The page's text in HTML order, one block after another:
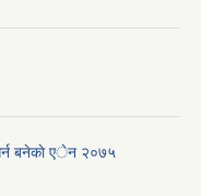
गर्न बनेकाे एेन २०७५